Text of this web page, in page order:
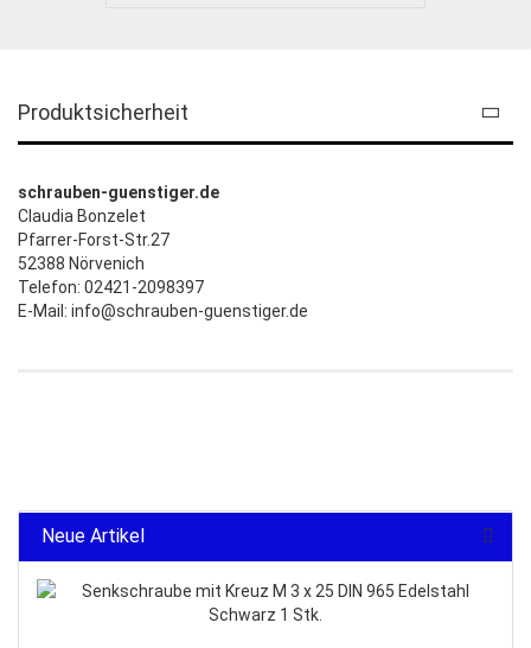
Produktsicherheit
schrauben-guenstiger.de
Claudia Bonzelet
Pfarrer-Forst-Str.27
52388 Nörvenich
Telefon: 02421-2098397
E-Mail: info@schrauben-guenstiger.de
Neue Artikel